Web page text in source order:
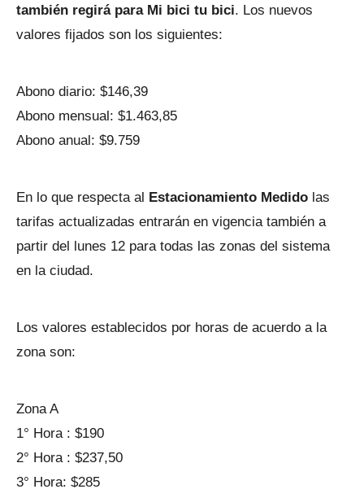
también regirá para Mi bici tu bici. Los nuevos
valores fijados son los siguientes:
Abono diario: $146,39
Abono mensual: $1.463,85
Abono anual: $9.759
En lo que respecta al Estacionamiento Medido las
tarifas actualizadas entrarán en vigencia también a
partir del lunes 12 para todas las zonas del sistema
en la ciudad.
Los valores establecidos por horas de acuerdo a la
zona son:
Zona A
1° Hora : $190
2° Hora : $237,50
3° Hora: $285